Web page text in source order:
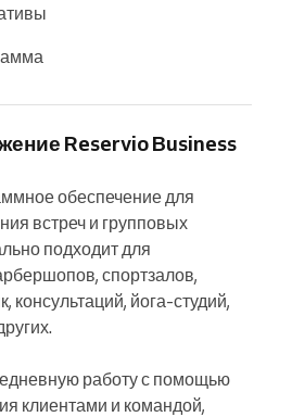
Reservio Business
обеспечение для
встреч и групповых
подходит для
спортзалов,
консультаций, йога-студий,
работу с помощью
клиентами и командой,